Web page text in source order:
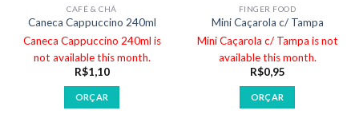
CAFÉ & CHÁ
Caneca Cappuccino 240ml
Caneca Cappuccino 240ml is
not available this month.
R$1,10
ORÇAR
FINGER FOOD
Mini Caçarola c/ Tampa
Mini Caçarola c/ Tampa is not
available this month.
R$0,95
ORÇAR